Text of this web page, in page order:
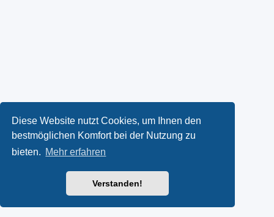
Diese Website nutzt Cookies, um Ihnen den
bestmöglichen Komfort bei der Nutzung zu
bieten. Mehr erfahren
Verstanden!